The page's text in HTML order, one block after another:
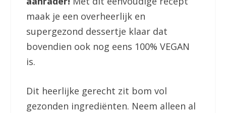
maak je een overheerlijk en
supergezond dessertje klaar dat
bovendien ook nog eens 100% VEGAN
is.
Dit heerlijke gerecht zit bom vol
gezonden ingrediënten. Neem alleen al